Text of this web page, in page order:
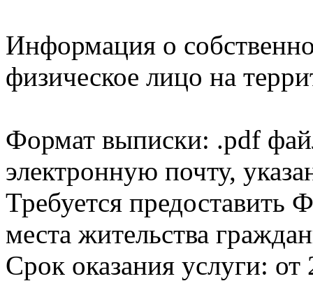
Информация о
физическое лицо на
Формат выписки: .pdf
электронную почту,
Требуется
места жительства
Срок оказания услуги: от